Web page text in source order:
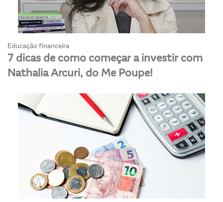
Educação financeira
7 dicas de como começar a investir com
Nathalia Arcuri, do Me Poupe!